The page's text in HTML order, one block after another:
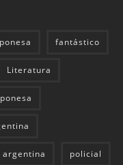
fantástico
Literatura
argentina policial